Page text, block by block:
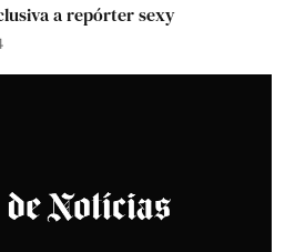
a repórter sexy